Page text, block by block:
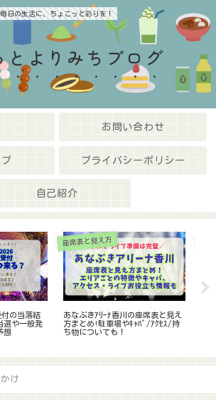
毎日の生活に、ちょこっと彩りを！
とよりみちブログ
お問い合わせ
プライバシーポリシー
自己紹介
ホテル完
め宿&予約
トラベルを
ライブ最新情報
BTSﾜｰﾙﾄﾞﾂｱｰ2026ﾓﾊﾞｲﾙ先行の倍
率は?当選確率が高い席種/日程は?
当落いつ何時か,応募のｺﾂも調査!
け